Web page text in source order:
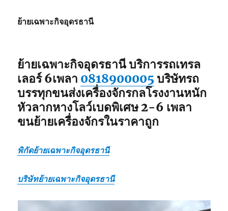
แท่น
ย้ายเฉพาะกิจอุดรธานี
ย้ายเฉพาะกิจอุดรธานีบริการรถเทรล
เลอร์ 6เพลา 0818900005 บริษัทรถ
บรรทุกขนส่งเครื่องจักรกลโรงงานหนัก
หัวลากหางโลว์เบดพิเศษ 2-6 เพลา
ขนย้ายเครื่องจักรในราคาถูก
พิกัดย้ายเฉพาะกิจอุดรธานี
บริษัทย้ายเฉพาะกิจอุดรธานี